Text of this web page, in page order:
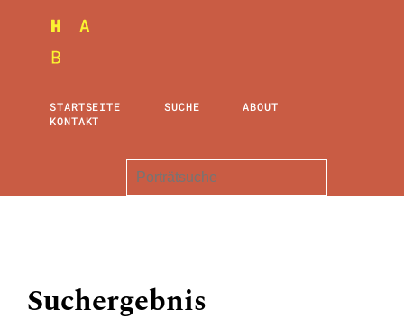
STARTSEITE SUCHE
ABOUT
KONTAKT
Suchergebnis